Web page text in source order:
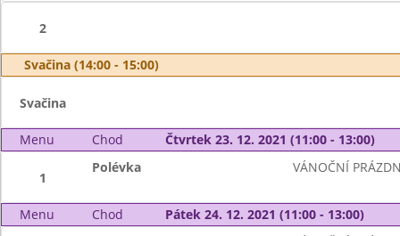
2
Svačina (14:00 - 15:00)
Svačina
Menu Chod Čtvrtek 23. 12. 2021 (11:00 - 13:00)
1
Polévka VÁNOČNÍ
Menu Chod Pátek 24. 12. 2021 (11:00 - 13:00)